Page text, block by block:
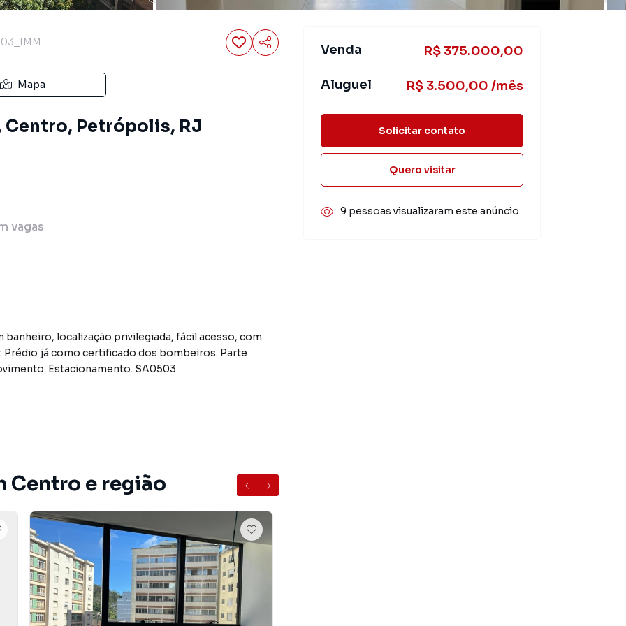
Mapa
Centro, Petrópolis, RJ
vagas
localização privilegiada, fácil acesso, com
Prédio já como certificado dos bombeiros. Parte
Estacionamento. SA0503
de apartamentos, casas residenciais e
para venda ou locação, além de empreendimentos
e em outras regiões de Petrópolis. Aqui você
que mais combina com seu estilo de vida.
com segurança e tranquilidade. Na Immobile
ou alugar um imóvel em Petrópolis mesmo não
Centro e região
Venda R$ 375.000,00
Aluguel R$ 3.500,00 /mês
Solicitar contato
Quero visitar
9 pessoas visualizaram este anúncio